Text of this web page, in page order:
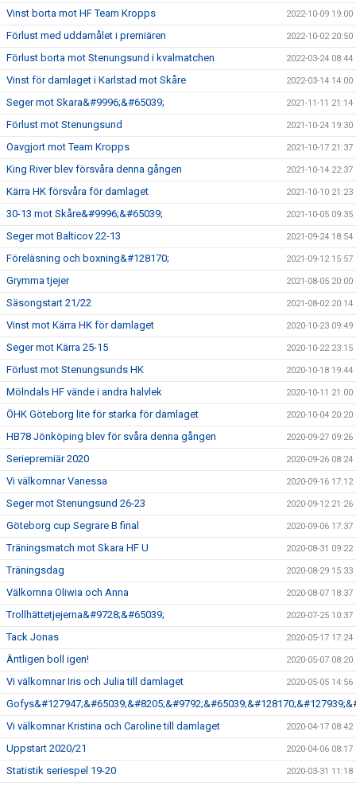
Vinst borta mot HF Team Kropps 2022-10-09 19:00
Förlust med uddamålet i premiären 2022-10-02 20:50
Förlust borta mot Stenungsund i kvalmatchen 2022-03-24 08:44
Vinst för damlaget i Karlstad mot Skåre 2022-03-14 14:00
Seger mot Skara&#9996;&#65039; 2021-11-11 21:14
Förlust mot Stenungsund 2021-10-24 19:30
Oavgjort mot Team Kropps 2021-10-17 21:37
King River blev försvåra denna gången 2021-10-14 22:37
Kärra HK försvåra för damlaget 2021-10-10 21:23
30-13 mot Skåre&#9996;&#65039; 2021-10-05 09:35
Seger mot Balticov 22-13 2021-09-24 18:54
Föreläsning och boxning&#128170; 2021-09-12 15:57
Grymma tjejer 2021-08-05 20:00
Säsongstart 21/22 2021-08-02 20:14
Vinst mot Kärra HK för damlaget 2020-10-23 09:49
Seger mot Kärra 25-15 2020-10-22 23:15
Förlust mot Stenungsunds HK 2020-10-18 19:44
Mölndals HF vände i andra halvlek 2020-10-11 21:00
ÖHK Göteborg lite för starka för damlaget 2020-10-04 20:20
HB78 Jönköping blev för svåra denna gången 2020-09-27 09:26
Seriepremiär 2020 2020-09-26 08:24
Vi välkomnar Vanessa 2020-09-16 17:12
Seger mot Stenungsund 26-23 2020-09-12 21:26
Göteborg cup Segrare B final 2020-09-06 17:37
Träningsmatch mot Skara HF U 2020-08-31 09:22
Träningsdag 2020-08-29 15:33
Välkomna Oliwia och Anna 2020-08-07 18:37
Trollhättetjejerna&#9728;&#65039; 2020-07-25 10:37
Tack Jonas 2020-05-17 17:24
Äntligen boll igen! 2020-05-07 08:20
Vi välkomnar Iris och Julia till damlaget 2020-05-05 14:56
Vi välkomnar Kristina och Caroline till damlaget
2020-04-17 08:42
Uppstart 2020/21 2020-04-06 08:17
Statistik seriespel 19-20 2020-03-31 11:18